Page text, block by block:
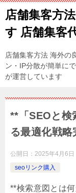
店舗集客方
す 店舗集客
店舗集客方法 海外の
ン・IP分散が簡単に
が運営しています
**「SEOと
る最適化戦
公開日： 2025年4月6日
seoリンク購入
**検索意図とは